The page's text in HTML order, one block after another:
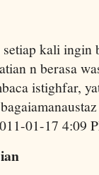
setiap kali
n berasa
istighfar,
01-17 4:09